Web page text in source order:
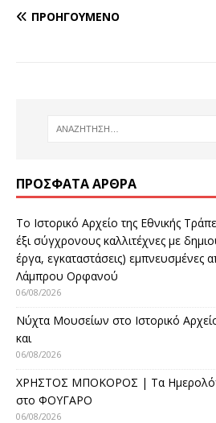
ΠΡΟΗΓΟΎΜΕΝΟ
ΠΡΌΣΦΑΤΑ ΆΡΘΡΑ
Το Ιστορικό Αρχείο της Εθνικής
έξι σύγχρονους καλλιτέχνες με
έργα, εγκαταστάσεις) εμπνευσμένες
Λάμπρου Ορφανού
06/08/2026
Νύχτα Μουσείων στο Ιστορικό
και
06/08/2026
ΧΡΗΣΤΟΣ ΜΠΟΚΟΡΟΣ | Τα
στο ΦΟΥΓΑΡΟ
06/08/2026